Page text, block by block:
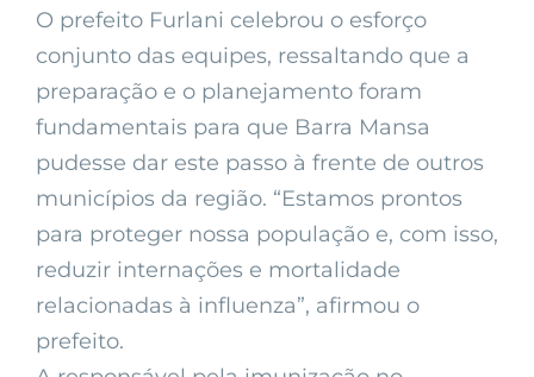
O prefeito Furlani celebrou o esforço
conjunto das equipes, ressaltando que a
preparação e o planejamento foram
fundamentais para que Barra Mansa
pudesse dar este passo à frente de outros
municípios da região. “Estamos prontos
para proteger nossa população e, com isso,
reduzir internações e mortalidade
relacionadas à influenza”, afirmou o
prefeito.